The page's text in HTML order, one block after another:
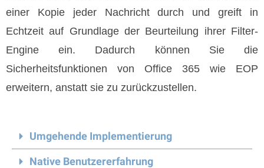
einer Kopie jeder Nachricht durch und greift in
Echtzeit auf Grundlage der Beurteilung ihrer Filter-
Engine ein. Dadurch können Sie die
Sicherheitsfunktionen von Office 365 wie EOP
erweitern, anstatt sie zu zurückzustellen.
Umgehende Implementierung
Native Benutzererfahrung